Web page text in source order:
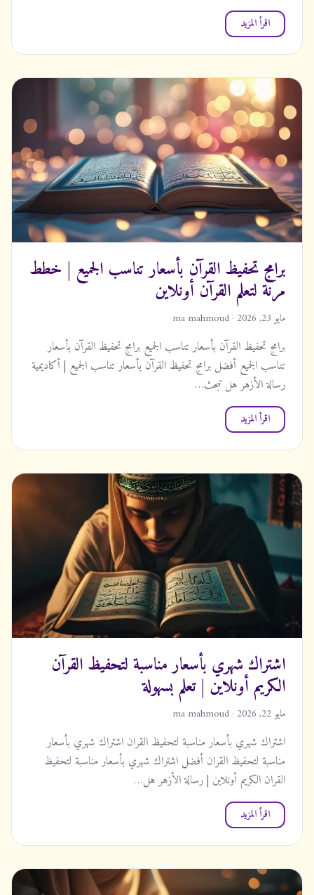
اقرأ المزيد
برامج تحفيظ القرآن بأسعار تناسب الجميع | خطط
مرنة لتعلم القرآن أونلاين
مايو 23, 2026 · ma mahmoud
برامج تحفيظ القرآن بأسعار تناسب الجميع برامج تحفيظ القرآن بأسعار
تناسب الجميع أفضل برامج تحفيظ القرآن بأسعار تناسب الجميع | أكاديمية
رسالة الأزهر هل تبحث…
اقرأ المزيد
اشتراك شهري بأسعار مناسبة لتحفيظ القرآن
الكريم أونلاين | تعلم بسهولة
مايو 22, 2026 · ma mahmoud
اشتراك شهري بأسعار مناسبة لتحفيظ القران اشتراك شهري بأسعار
مناسبة لتحفيظ القران أفضل اشتراك شهري بأسعار مناسبة لتحفيظ
القران الكريم أونلاين | رسالة الأزهر هل…
اقرأ المزيد